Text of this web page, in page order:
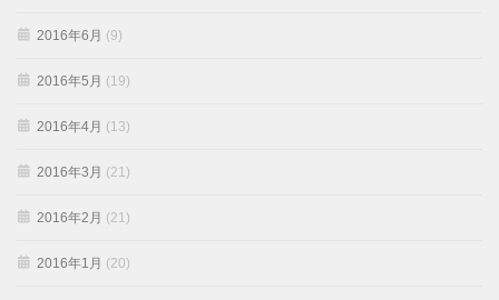
2016年6月 (9)
2016年5月 (19)
2016年4月 (13)
2016年3月 (21)
2016年2月 (21)
2016年1月 (20)